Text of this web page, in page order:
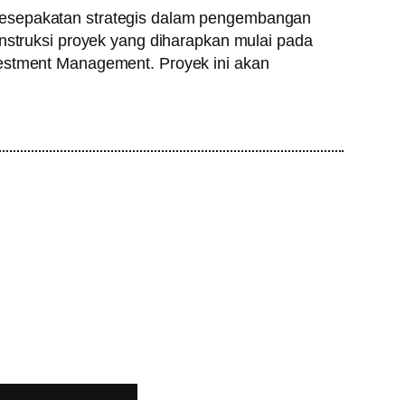
strategis dalam pengembangan
proyek yang diharapkan mulai pada
Management. Proyek ini akan